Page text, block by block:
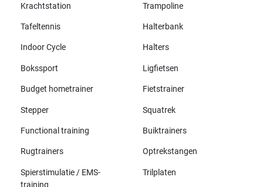
Krachtstation Trampoline
Tafeltennis Halterbank
Indoor Cycle Halters
Bokssport Ligfietsen
Budget hometrainer Fietstrainer
Stepper Squatrek
Functional training Buiktrainers
Rugtrainers Optrekstangen
Spierstimulatie / EMS-
training
Trilplaten